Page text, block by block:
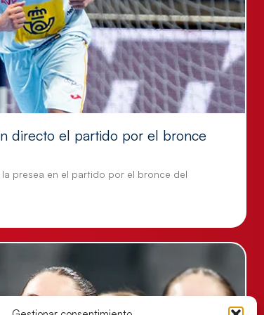
directo el partido por el bronce
presea en el partido por el bronce del